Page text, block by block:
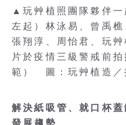
▲玩艸植照團隊夥伴
左起）林泳易、曾禹
張翔淳、周怡君、玩
片於疫情三級警戒前
範） 圖：玩艸植造／
解決紙吸管、就口杯
發展趨勢